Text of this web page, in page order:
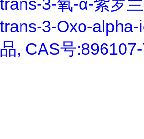
trans-3-氧-α-紫罗
trans-3-Oxo-alpha-
品, CAS号